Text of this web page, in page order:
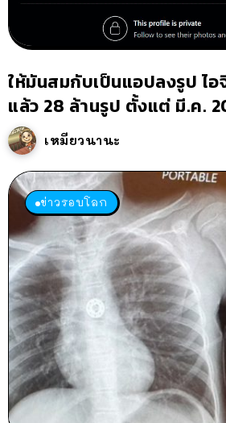
ให้มันสมกับเป็นแอปลงรูป ไอ
แล้ว 28 ล้านรูป ตั้งแต่ มี.ค.
เหมียวนานะ
ข่าวรอบโลก